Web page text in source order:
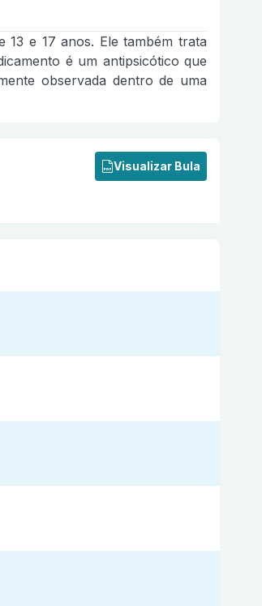
13 e 17 anos. Ele também trata
é um antipsicótico que
observada dentro de uma
Visualizar Bula